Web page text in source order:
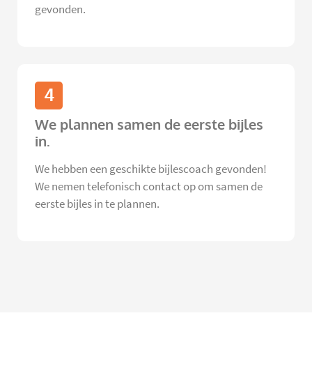
gevonden.
4
We plannen samen de eerste bijles
in.
We hebben een geschikte bijlescoach gevonden!
We nemen telefonisch contact op om samen de
eerste bijles in te plannen.